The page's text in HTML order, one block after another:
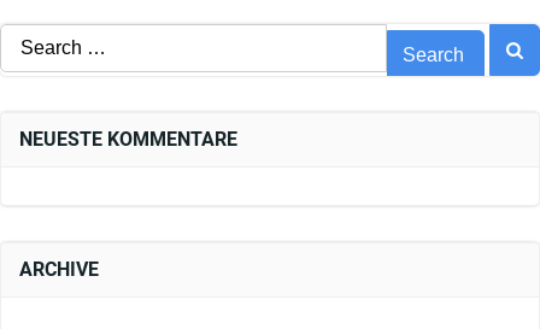
Search
for:
NEUESTE KOMMENTARE
ARCHIVE